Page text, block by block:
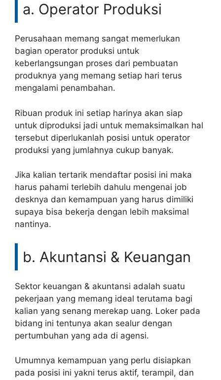
a. Operator Produksi
Perusahaan memang sangat memerlukan
bagian operator produksi untuk
keberlangsungan proses dari pembuatan
produknya yang memang setiap hari terus
mengalami penambahan.
Ribuan produk ini setiap harinya akan siap
untuk diproduksi jadi untuk memaksimalkan hal
tersebut diperlukanlah posisi untuk operator
produksi yang jumlahnya cukup banyak.
Jika kalian tertarik mendaftar posisi ini maka
harus pahami terlebih dahulu mengenai job
desknya dan kemampuan yang harus dimiliki
supaya bisa bekerja dengan lebih maksimal
nantinya.
b. Akuntansi & Keuangan
Sektor keuangan & akuntansi adalah suatu
pekerjaan yang memang ideal terutama bagi
kalian yang senang merekap uang. Loker pada
bidang ini tentunya akan sealur dengan
pertumbuhan yang ada di agensi.
Umumnya kemampuan yang perlu disiapkan
pada posisi ini yakni terus aktif, terampil, dan